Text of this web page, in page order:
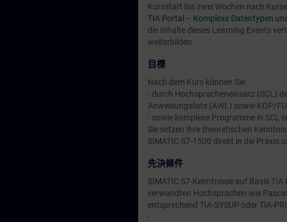
Kursstart bis zwei Wochen nach
TIA Portal – Komplexe Datentypen
die Inhalte dieses Learning Events
weiterbilden.
目標
Nach dem Kurs können Sie
- durch Hochspracheneinsatz (SCL)
Anweisungsliste (AWL) sowie KOP/
- sowie komplexe Programme in SCL
Sie setzen Ihre theoretischen
SIMATIC S7-1500 direkt in die Praxis
先決條件
SIMATIC S7-Kenntnisse auf Basis
verwandten Hochsprachen wie
entsprechend TIA-SYSUP oder TIA-
-